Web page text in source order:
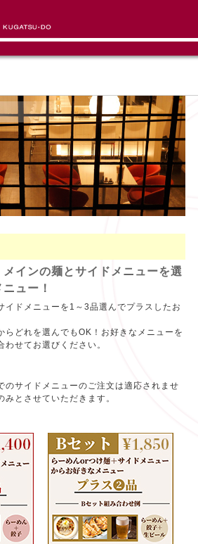
インの麺とサイドメニューを選
ュー！
イドメニューを1～3品選んでプラスしたお
らどれを選んでもOK！お好きなメニューを
せてお選びください。
サイドメニューのご注文は適応されませ
とさせていただきます。